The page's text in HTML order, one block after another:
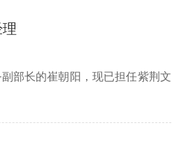
部长的崔朝阳，现已担任紫荆文